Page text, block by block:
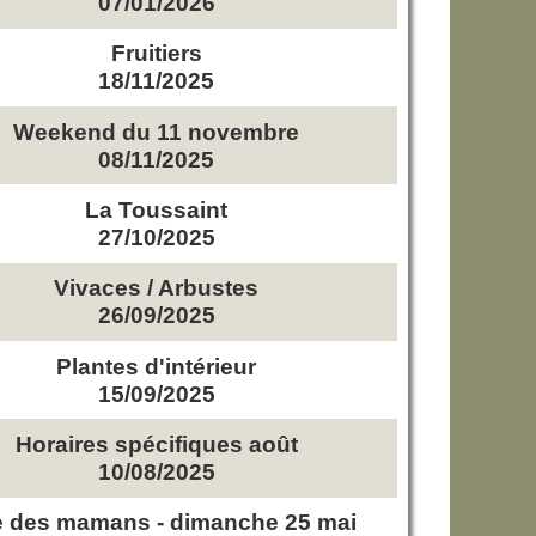
Fruitiers
18/11/2025
Weekend du 11 novembre
08/11/2025
La Toussaint
27/10/2025
Vivaces / Arbustes
26/09/2025
Plantes d'intérieur
15/09/2025
Horaires spécifiques août
10/08/2025
des mamans - dimanche 25 mai